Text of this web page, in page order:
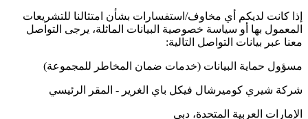
إذا كانت لديكم أي مخاوف/استفسارات بشأن امتثالنا للتشريعات
المعمول بها أو سياسة خصوصية البيانات الماثلة، يرجى التواصل
معنا عبر بيانات التواصل التالية:
مسؤول حماية البيانات (خدمات ضمان المخاطر للمجموعة)
شركة شيري كوميرشال فيكل باي الغرير - المقر الرئيسي
الإمارات العربية المتحدة، دبي